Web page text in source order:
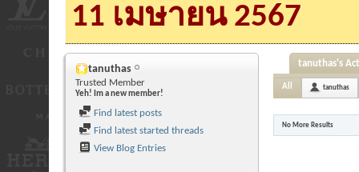
11 เมษายน 2567
tanuthas
Trusted Member
Yeh! Im a new member!
Find latest posts
Find latest started threads
View Blog Entries
tanuthas's
All tanuthas
No More Results